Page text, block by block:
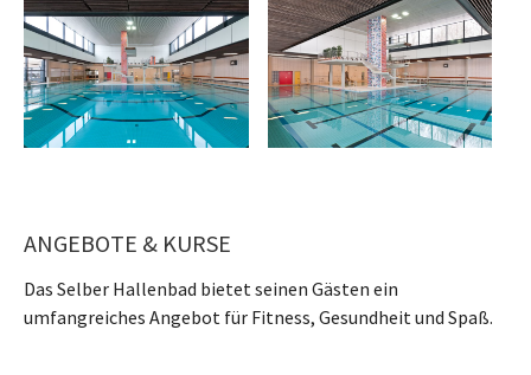
ANGEBOTE & KURSE
Das Selber Hallenbad bietet seinen Gästen ein
umfangreiches Angebot für Fitness, Gesundheit und Spaß.